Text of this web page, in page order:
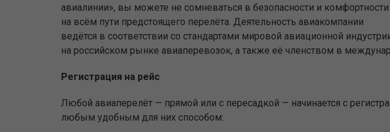
авиалинии», вы можете не сомневаться в безопасности и комфортности
на всём пути предстоящего перелёта. Деятельность авиакомпании
ведётся в соответствии со стандартами мировой авиационной
на российском рынке авиаперевозок, а также её членством в
Регистрация на рейс
Любой авиаперелёт — прямой или с пересадкой — начинается с
любым удобным для них способом: